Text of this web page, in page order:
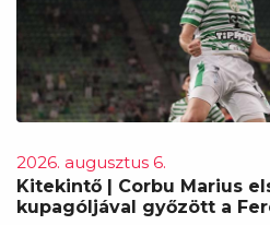
2026. augusztus 6.
Kitekintő | Corbu Marius
kupagóljával győzött a